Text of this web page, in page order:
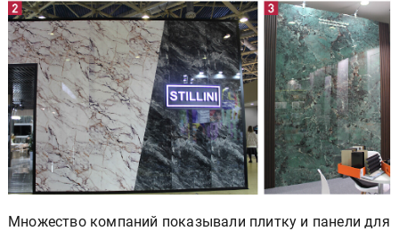
Множество компаний показывали плитку и панели для